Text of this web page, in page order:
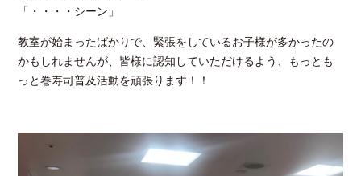
「・・・・シーン」
教室が始まったばかりで、緊張をしているお子様が多かったの
かもしれませんが、皆様に認知していただけるよう、もっとも
っと巻寿司普及活動を頑張ります！！